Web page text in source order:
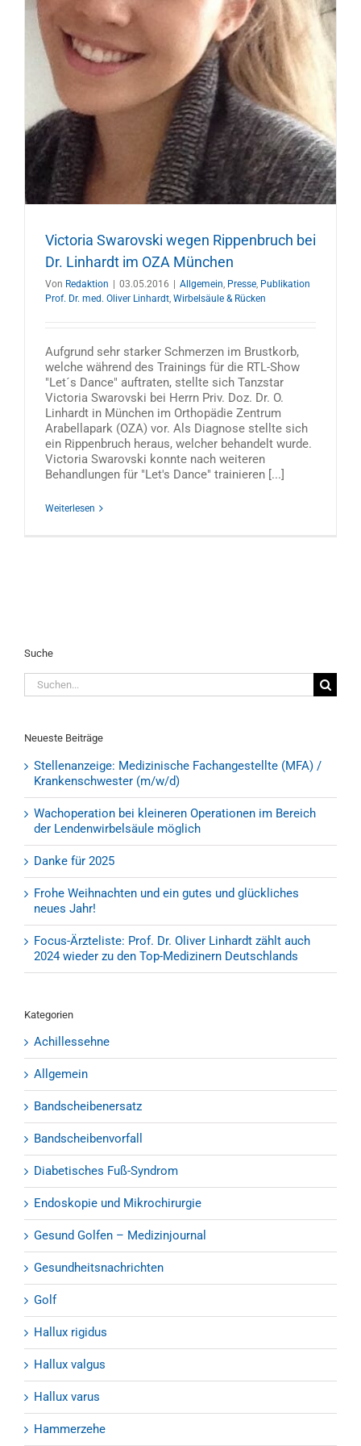
Victoria Swarovski wegen Rippenbruch bei
Dr. Linhardt im OZA München
Von Redaktion | 03.05.2016 | Allgemein Presse Publikation
Prof. Dr. med. Oliver Linhardt Wirbelsäule & Rücken
Aufgrund sehr starker Schmerzen im Brustkorb,
welche während des Trainings für die RTL-Show
"Let´s Dance" auftraten, stellte sich Tanzstar
Victoria Swarovski bei Herrn Priv. Doz. Dr. O.
Linhardt in München im Orthopädie Zentrum
Arabellapark (OZA) vor. Als Diagnose stellte sich
ein Rippenbruch heraus, welcher behandelt wurde.
Victoria Swarovski konnte nach weiteren
Behandlungen für "Let's Dance" trainieren [...]
Weiterlesen
Suche
Suche
nach:
Neueste Beiträge
Stellenanzeige: Medizinische Fachangestellte (MFA) /
Krankenschwester (m/w/d)
Wachoperation bei kleineren Operationen im Bereich
der Lendenwirbelsäule möglich
Danke für 2025
Frohe Weihnachten und ein gutes und glückliches
neues Jahr!
Focus-Ärzteliste: Prof. Dr. Oliver Linhardt zählt auch
2024 wieder zu den Top-Medizinern Deutschlands
Kategorien
Achillessehne
Allgemein
Bandscheibenersatz
Bandscheibenvorfall
Diabetisches Fuß-Syndrom
Endoskopie und Mikrochirurgie
Gesund Golfen – Medizinjournal
Gesundheitsnachrichten
Golf
Hallux rigidus
Hallux valgus
Hallux varus
Hammerzehe